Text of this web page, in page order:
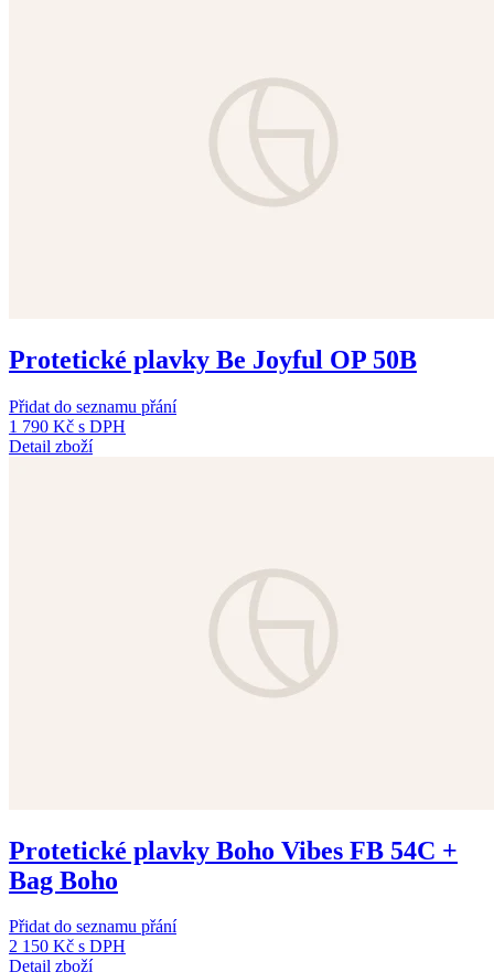
Protetické plavky Be Joyful OP 50B
Přidat do seznamu přání
1 790 Kč s DPH
Detail zboží
Protetické plavky Boho Vibes FB 54C +
Bag Boho
Přidat do seznamu přání
2 150 Kč s DPH
Detail zboží